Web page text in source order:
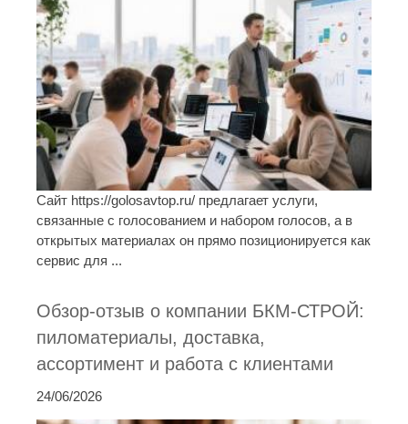
Сайт https://golosavtop.ru/ предлагает услуги,
связанные с голосованием и набором голосов, а в
открытых материалах он прямо позиционируется как
сервис для ...
Обзор-отзыв о компании БКМ-СТРОЙ:
пиломатериалы, доставка,
ассортимент и работа с клиентами
24/06/2026